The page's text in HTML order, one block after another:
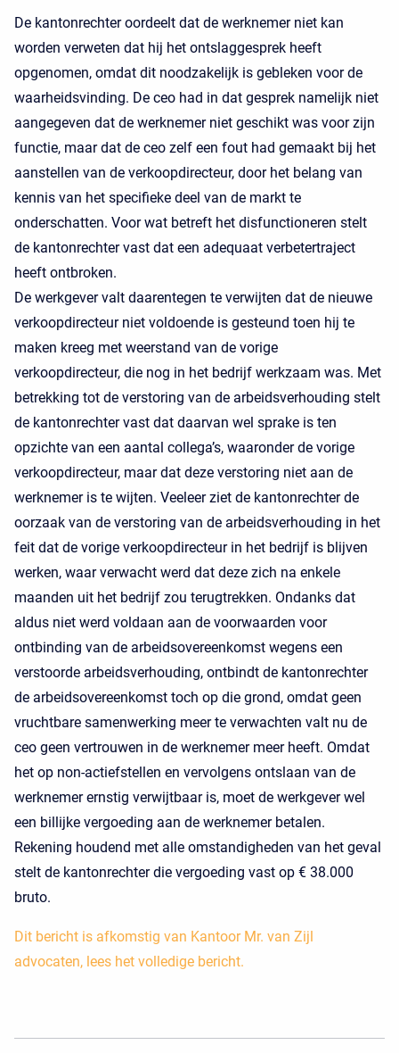
De kantonrechter oordeelt dat de werknemer niet kan
worden verweten dat hij het ontslaggesprek heeft
opgenomen, omdat dit noodzakelijk is gebleken voor de
waarheidsvinding. De ceo had in dat gesprek namelijk niet
aangegeven dat de werknemer niet geschikt was voor zijn
functie, maar dat de ceo zelf een fout had gemaakt bij het
aanstellen van de verkoopdirecteur, door het belang van
kennis van het specifieke deel van de markt te
onderschatten. Voor wat betreft het disfunctioneren stelt
de kantonrechter vast dat een adequaat verbetertraject
heeft ontbroken.
De werkgever valt daarentegen te verwijten dat de nieuwe
verkoopdirecteur niet voldoende is gesteund toen hij te
maken kreeg met weerstand van de vorige
verkoopdirecteur, die nog in het bedrijf werkzaam was. Met
betrekking tot de verstoring van de arbeidsverhouding stelt
de kantonrechter vast dat daarvan wel sprake is ten
opzichte van een aantal collega’s, waaronder de vorige
verkoopdirecteur, maar dat deze verstoring niet aan de
werknemer is te wijten. Veeleer ziet de kantonrechter de
oorzaak van de verstoring van de arbeidsverhouding in het
feit dat de vorige verkoopdirecteur in het bedrijf is blijven
werken, waar verwacht werd dat deze zich na enkele
maanden uit het bedrijf zou terugtrekken. Ondanks dat
aldus niet werd voldaan aan de voorwaarden voor
ontbinding van de arbeidsovereenkomst wegens een
verstoorde arbeidsverhouding, ontbindt de kantonrechter
de arbeidsovereenkomst toch op die grond, omdat geen
vruchtbare samenwerking meer te verwachten valt nu de
ceo geen vertrouwen in de werknemer meer heeft. Omdat
het op non-actiefstellen en vervolgens ontslaan van de
werknemer ernstig verwijtbaar is, moet de werkgever wel
een billijke vergoeding aan de werknemer betalen.
Rekening houdend met alle omstandigheden van het geval
stelt de kantonrechter die vergoeding vast op € 38.000
bruto.
Dit bericht is afkomstig van Kantoor Mr. van Zijl
advocaten, lees het volledige bericht.